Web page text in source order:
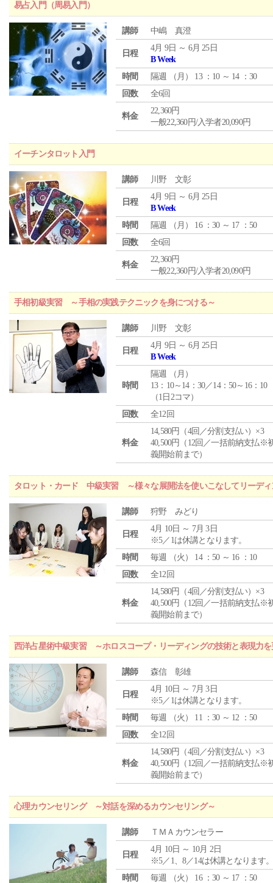
易占入門（周易入門）
講師 中嶋 真澄
日程
4月 9日 ～ 6月 25日
B Week
時間
隔週 （ 月 ） 13 ：10 ～ 14 ：30
回数
全6回
料金
22,360円
一般22,360円/入学者20,090円
イーチンタロット入門
講師 川野 文彰
日程
4月 9日 ～ 6月 25日
B Week
時間
隔週 （ 月 ） 16 ：30 ～ 17 ：50
回数
全6回
料金
22,360円
一般22,360円/入学者20,090円
手相初級実習 ～手相の実践テクニックを身につける～
講師 川野 文彰
日程
4月 9日 ～ 6月 25日
B Week
時間
隔週 （ 月 ）
13：10～14：30／14：50～16：10
（1日2コマ）
回数
全12回
料金
14,580円（4回／分割支払い）×3
40,500円（12回／一括前納支払※
義開始前まで）
タロット・カード 中級実習 ～様々な展開法を使いこなしてリーディ
講師 狩野 みどり
日程
4月 10日 ～ 7月 3日
※5／1は休講となります。
時間
毎週 （火 ） 14 ：50 ～ 16 ：10
回数
全12回
料金
14,580円（4回／分割支払い）×3
40,500円（12回／一括前納支払※
義開始前まで）
西洋占星術中級実習 ～ホロスコープ・リーディングの技術と表現力
講師 森信 彰雄
日程
4月 10日 ～ 7月 3日
※5／1は休講となります。
時間
毎週 （火 ） 11 ：30 ～ 12 ：50
回数
全12回
料金
14,580円（4回／分割支払い）×3
40,500円（12回／一括前納支払※
義開始前まで）
心理カウンセリング ～対話を深めるカウンセリング～
講師 ＴＭＡカウンセラー
日程
4月 10日 ～ 10月 2日
※5／1、8／14は休講となります
時間
毎週 （火 ） 16 ：30 ～ 17 ：50